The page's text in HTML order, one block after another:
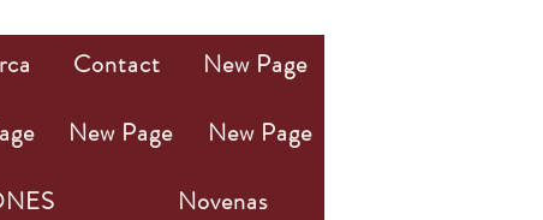
Contact
New Page
New Page
New Page
Novenas